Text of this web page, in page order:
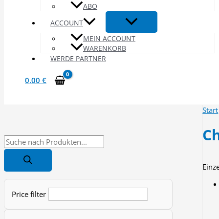
ABO
ACCOUNT
MEIN ACCOUNT
WARENKORB
WERDE PARTNER
0,00 €
P
o
c
Price filter
Start